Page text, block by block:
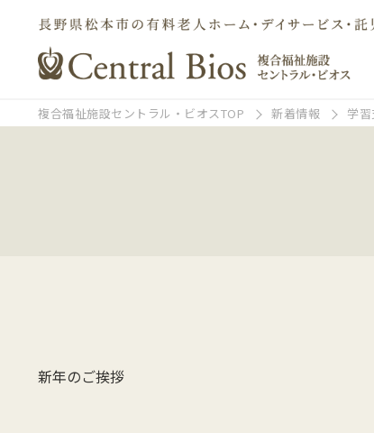
複合福祉施設セントラル・ビオスTOP 新着情報 学
新年のご挨拶